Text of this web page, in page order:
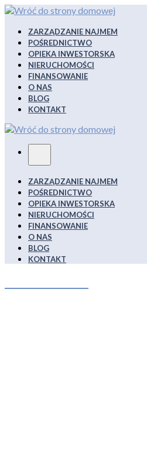
Wyświetl
treść
ZARZĄDZANIE NAJMEM
POŚREDNICTWO
OPIEKA INWESTORSKA
NIERUCHOMOŚCI
FINANSOWANIE
O NAS
BLOG
KONTAKT
ZARZĄDZANIE NAJMEM
POŚREDNICTWO
OPIEKA INWESTORSKA
NIERUCHOMOŚCI
FINANSOWANIE
O NAS
BLOG
KONTAKT